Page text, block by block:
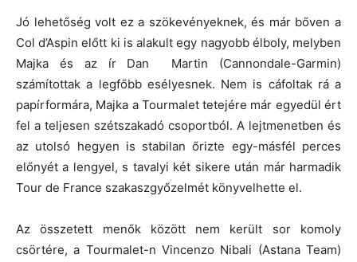
Jó lehetőség volt ez a szökevényeknek, és már bőven a
Col d’Aspin előtt ki is alakult egy nagyobb élboly, melyben
Majka és az ír Dan Martin (Cannondale-Garmin)
számítottak a legfőbb esélyesnek. Nem is cáfoltak rá a
papírformára, Majka a Tourmalet tetejére már egyedül ért
fel a teljesen szétszakadó csoportból. A lejtmenetben és
az utolsó hegyen is stabilan őrizte egy-másfél perces
előnyét a lengyel, s tavalyi két sikere után már harmadik
Tour de France szakaszgyőzelmét könyvelhette el.
Az összetett menők között nem került sor komoly
csörtére, a Tourmalet-n Vincenzo Nibali (Astana Team)